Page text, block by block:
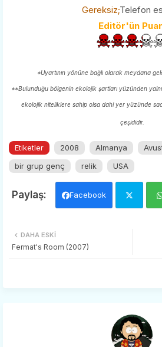
Gereksiz;Telefon
Editör'ün
*Uyartının yönüne bağlı olarak meydana
**Bulunduğu bölgenin ekolojik şartları yüzünden
ekolojik niteliklere sahip olsa dahi yer yüzünde
çeşididir.
Etiketler 2008 Almanya
bir grup genç
relik USA
Facebook
DAHA ESKI
Fermat's Room (2007)